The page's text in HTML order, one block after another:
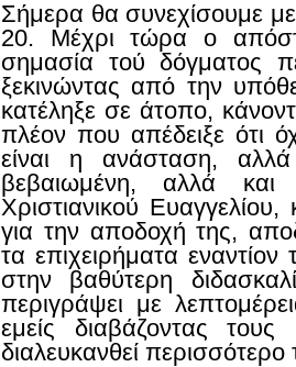
Σήμερα θα συνεχίσουμε
20. Μέχρι τώρα ο
σημασία τού δόγματος
ξεκινώντας από την
κατέληξε σε άτοπο,
πλέον που απέδειξε ότι
είναι η ανάσταση, αλλά
βεβαιωμένη, αλλά και
Χριστιανικού
για την αποδοχή της,
τα επιχειρήματα εναντίον
στην βαθύτερη
περιγράψει με
εμείς διαβάζοντας
διαλευκανθεί